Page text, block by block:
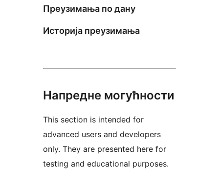
Преузимања по дану
Историја преузимања
Напредне могућности
This section is intended for
advanced users and developers
only. They are presented here for
testing and educational purposes.